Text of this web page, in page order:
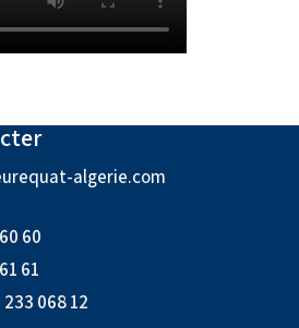
algerie.com
60
61
233 068 12